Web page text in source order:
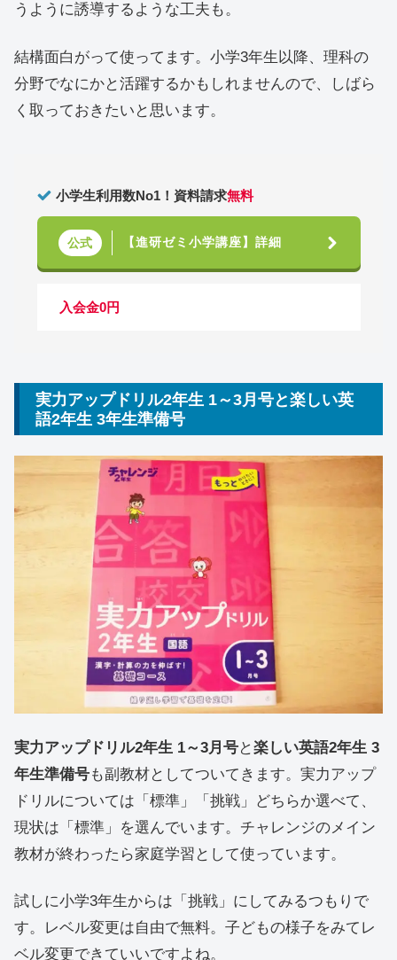
うように誘導するような工夫も。
結構面白がって使ってます。小学3年生以降、理科の
分野でなにかと活躍するかもしれませんので、しばら
く取っておきたいと思います。
小学生利用数No1！資料請求無料
公式 【進研ゼミ小学講座】詳細
入会金0円
実力アップドリル2年生 1～3月号と楽しい英
語2年生 3年生準備号
実力アップドリル2年生 1～3月号と楽しい英語2年生 3
年生準備号も副教材としてついてきます。実力アップ
ドリルについては「標準」「挑戦」どちらか選べて、
現状は「標準」を選んでいます。チャレンジのメイン
教材が終わったら家庭学習として使っています。
試しに小学3年生からは「挑戦」にしてみるつもりで
す。レベル変更は自由で無料。子どもの様子をみてレ
ベル変更できていいですよね。